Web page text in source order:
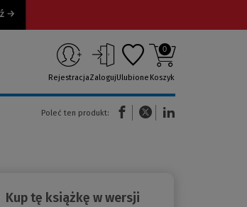
RejestracjaZalogujUlubione
0
Koszyk
Poleć ten produkt:
(Nowe okno)(Link do innej strony)
Kup tę książkę w wersji